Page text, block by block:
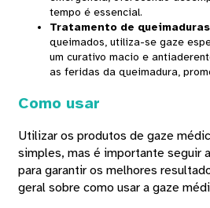
tempo é essencial.
Tratamento de queimaduras
queimados, utiliza-se gaze
um curativo macio e
as feridas da queimadura,
Como usar
Utilizar os produtos de gaze
simples, mas é importante seguir
para garantir os melhores
geral sobre como usar a gaze